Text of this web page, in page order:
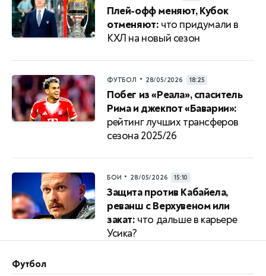
Плей-офф меняют, Кубок
отменяют: что придумали в
КХЛ на новый сезон
ФУТБОЛ • 28/05/2026 18:25
Побег из «Реала», спаситель
Рима и джекпот «Баварии»:
рейтинг лучших трансферов
сезона 2025/26
БОИ • 28/05/2026 15:10
Защита против Кабайела,
реванш с Верхувеном или
закат: что дальше в карьере
Усика?
Футбол